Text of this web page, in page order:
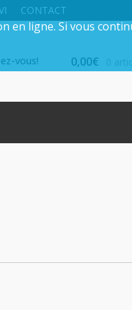
CONTACT
vous!
0,00€
ligne. Si vous